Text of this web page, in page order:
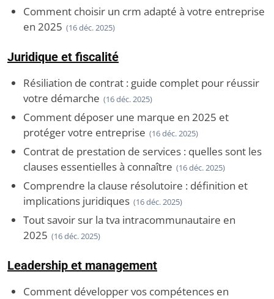
Comment choisir un crm adapté à votre entreprise
en 2025 (16 déc. 2025)
Juridique et fiscalité
Résiliation de contrat : guide complet pour réussir
votre démarche (16 déc. 2025)
Comment déposer une marque en 2025 et
protéger votre entreprise (16 déc. 2025)
Contrat de prestation de services : quelles sont les
clauses essentielles à connaître (16 déc. 2025)
Comprendre la clause résolutoire : définition et
implications juridiques (16 déc. 2025)
Tout savoir sur la tva intracommunautaire en
2025 (16 déc. 2025)
Leadership et management
Comment développer vos compétences en